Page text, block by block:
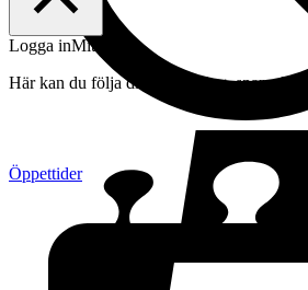
Öppettider
Logga inMitt konto
Här kan du följa din beställning, spara